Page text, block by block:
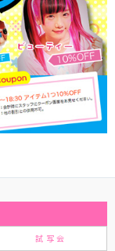
試写会